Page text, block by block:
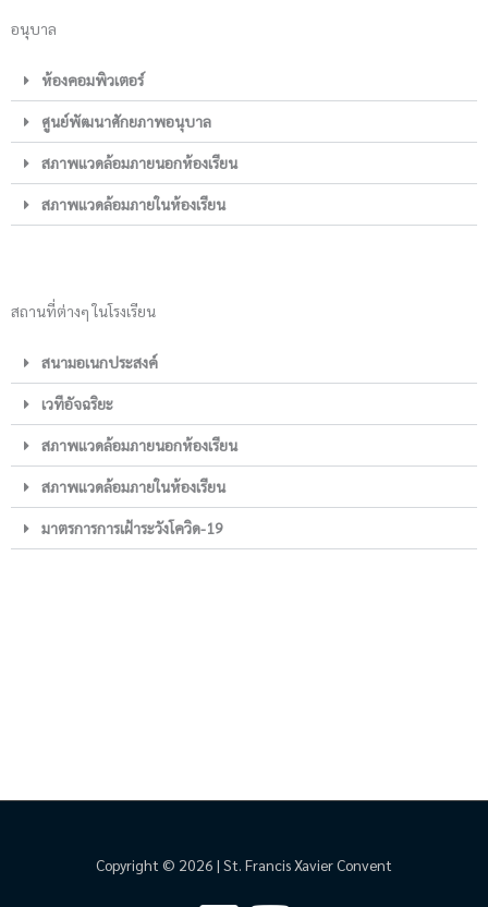
อนุบาล
ห้องคอมพิวเตอร์
ศูนย์พัฒนาศักยภาพอนุบาล
สภาพแวดล้อมภายนอกห้องเรียน
สภาพแวดล้อมภายในห้องเรียน
สถานที่ต่างๆ ในโรงเรียน
สนามอเนกประสงค์
เวทีอัจฉริยะ
สภาพแวดล้อมภายนอกห้องเรียน
สภาพแวดล้อมภายในห้องเรียน
มาตรการการเฝ้าระวังโควิด-19
Copyright © 2026 | St. Francis Xavier Convent